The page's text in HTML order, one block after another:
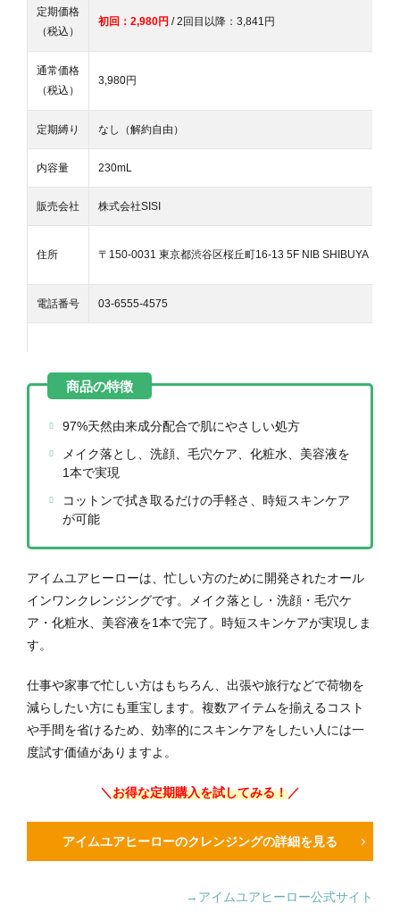
定期価格
（税込）
初回：2,980円 / 2回目以降：3,841円
通常価格
（税込）
3,980円
定期縛り なし（解約自由）
内容量 230mL
販売会社 株式会社SISI
住所 〒150-0031 東京都渋谷区桜丘町16-13 5F NIB SHIBUYA
電話番号 03-6555-4575
97%天然由来成分配合で肌にやさしい処方
メイク落とし、洗顔、毛穴ケア、化粧水、美容液を
1本で実現
コットンで拭き取るだけの手軽さ、時短スキンケア
が可能
アイムユアヒーローは、忙しい方のために開発されたオール
インワンクレンジングです。メイク落とし・洗顔・毛穴ケ
ア・化粧水、美容液を1本で完了。時短スキンケアが実現しま
す。
仕事や家事で忙しい方はもちろん、出張や旅行などで荷物を
減らしたい方にも重宝します。複数アイテムを揃えるコスト
や手間を省けるため、効率的にスキンケアをしたい人には一
度試す価値がありますよ。
＼お得な定期購入を試してみる！／
アイムユアヒーローのクレンジングの詳細を見る
→アイムユアヒーロー公式サイト